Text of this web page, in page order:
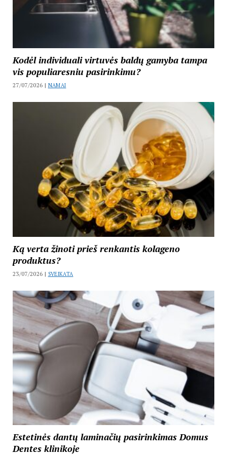
Kodėl individuali virtuvės baldų gamyba tampa
vis populiaresniu pasirinkimu?
27/07/2026 | NAMAI
Ką verta žinoti prieš renkantis kolageno
produktus?
23/07/2026 | SVEIKATA
Estetinės dantų laminačių pasirinkimas Domus
Dentes klinikoje